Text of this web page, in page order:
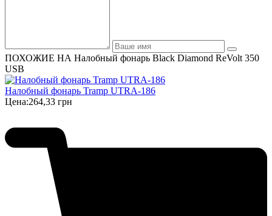
ПОХОЖИЕ НА Налобный фонарь Black Diamond ReVolt 350
USB
Налобный фонарь Tramp UTRA-186
Цена:264,33 грн